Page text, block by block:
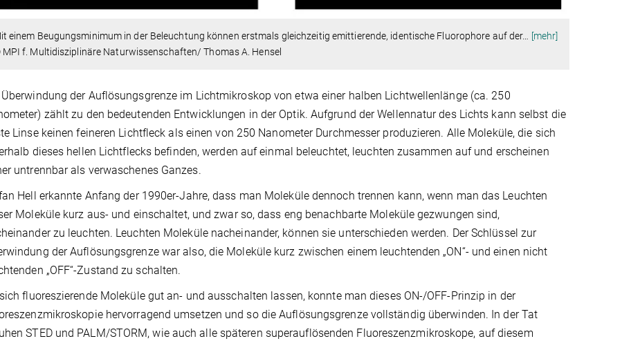
einem Beugungsminimum in der Beleuchtung können erstmals gleichzeitig emittierende, identische Fluorophore auf der… [mehr]
f. Multidisziplinäre Naturwissenschaften/ Thomas A. Hensel
Überwindung der Auflösungsgrenze im Lichtmikroskop von etwa einer halben Lichtwellenlänge (ca. 250
zählt zu den bedeutenden Entwicklungen in der Optik. Aufgrund der Wellennatur des Lichts kann selbst die
Linse keinen feineren Lichtfleck als einen von 250 Nanometer Durchmesser produzieren. Alle Moleküle, die sich
dieses hellen Lichtflecks befinden, werden auf einmal beleuchtet, leuchten zusammen auf und erscheinen
untrennbar als verwaschenes Ganzes.
Hell erkannte Anfang der 1990er-Jahre, dass man Moleküle dennoch trennen kann, wenn man das Leuchten
Moleküle kurz aus- und einschaltet, und zwar so, dass eng benachbarte Moleküle gezwungen sind,
zu leuchten. Leuchten Moleküle nacheinander, können sie unterschieden werden. Der Schlüssel zur
der Auflösungsgrenze war also, die Moleküle kurz zwischen einem leuchtenden „ON“- und einen nicht
„OFF“-Zustand zu schalten.
fluoreszierende Moleküle gut an- und ausschalten lassen, konnte man dieses ON-/OFF-Prinzip in der
hervorragend umsetzen und so die Auflösungsgrenze vollständig überwinden. In der Tat
STED und PALM/STORM, wie auch alle späteren superauflösenden Fluoreszenzmikroskope, auf diesem